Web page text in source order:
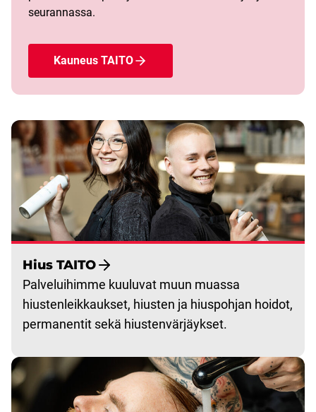
seurannassa.
Kauneus TAITO
Hius TAITO
Palveluihimme kuuluvat muun muassa
hiustenleikkaukset, hiusten ja hiuspohjan hoidot,
permanentit sekä hiustenvärjäykset.